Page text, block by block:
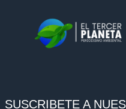
SUSCRIBETE A